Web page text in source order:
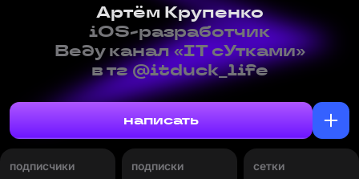
Артём Крупенко
iOS-разработчик
Веду канал «IT сУтками»
в тг @itduck_life
написать
подписчики подписки сетки